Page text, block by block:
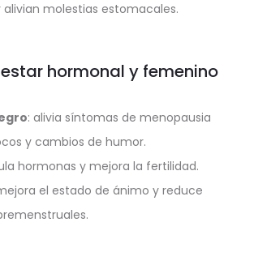
alivian molestias estomacales.
hormonal y femenino
: alivia síntomas de menopausia
y cambios de humor.
hormonas y mejora la fertilidad.
el estado de ánimo y reduce